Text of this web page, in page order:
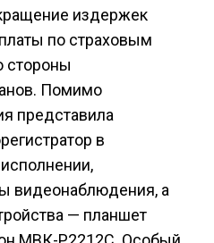
издержек
по страховым
стороны
Помимо
представила
в
видеонаблюдения, а
— планшет